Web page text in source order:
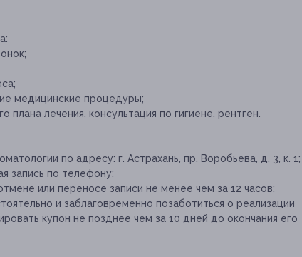
медицинские процедуры;
плана лечения, консультация по гигиене, рентген.
по адресу: г. Астрахань, пр. Воробьева, д. 3, к. 1;
запись по телефону;
или переносе записи не менее чем за 12 часов;
и заблаговременно позаботиться о реализации
купон не позднее чем за 10 дней до окончания его